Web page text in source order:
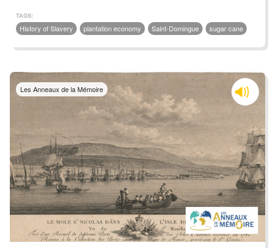
TAGS:
History of Slavery plantation economy Saint-Domingue sugar cane
Les Anneaux de la Mémoire